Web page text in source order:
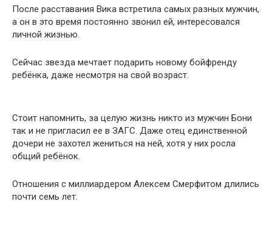
После расставания Вика встретила самых разных мужчин,
а он в это время постоянно звонил ей, интересовался
личной жизнью.
Сейчас звезда мечтает подарить новому бойфренду
ребёнка, даже несмотря на свой возраст.
Стоит напомнить, за целую жизнь никто из мужчин Бони
так и не пригласил ее в ЗАГС. Даже отец единственной
дочери не захотел жениться на ней, хотя у них росла
общий ребёнок.
Отношения с миллиардером Алексем Смерфитом длились
почти семь лет.